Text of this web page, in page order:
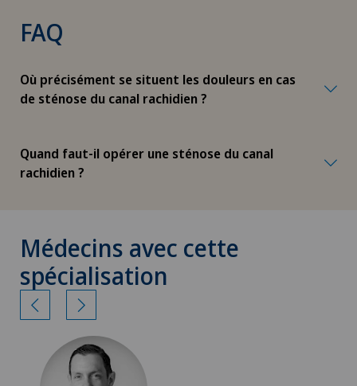
FAQ
Où précisément se situent les douleurs en cas
de sténose du canal rachidien ?
Quand faut-il opérer une sténose du canal
rachidien ?
Médecins avec cette
spécialisation